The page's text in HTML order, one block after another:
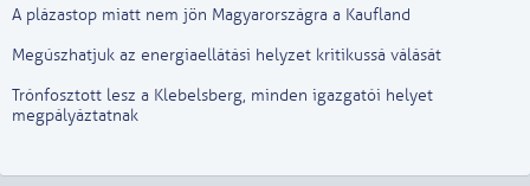
A plázastop miatt nem jön Magyarországra a Kaufland
Megúszhatjuk az energiaellátási helyzet kritikussá válását
Trónfosztott lesz a Klebelsberg, minden igazgatói helyet
megpályáztatnak